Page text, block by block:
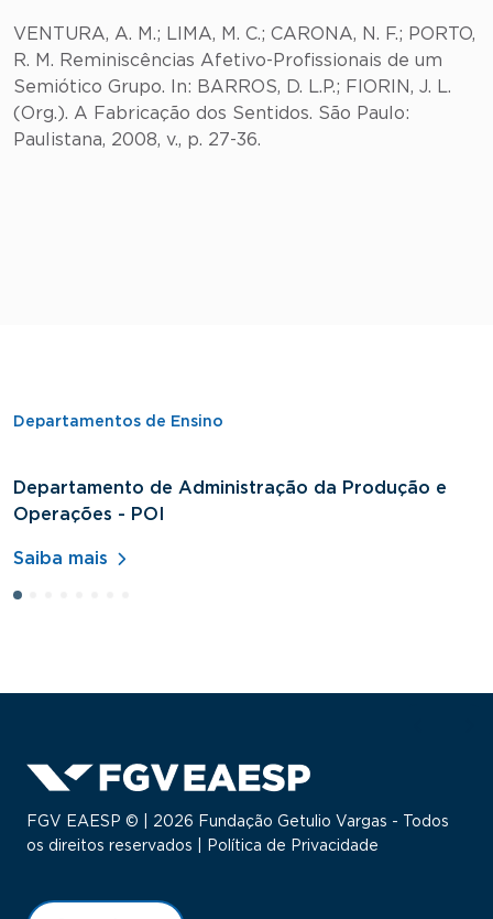
VENTURA, A. M.; LIMA, M. C.; CARONA, N. F.; PORTO,
R. M. Reminiscências Afetivo-Profissionais de um
Semiótico Grupo. In: BARROS, D. L.P.; FIORIN, J. L.
(Org.). A Fabricação dos Sentidos. São Paulo:
Paulistana, 2008, v., p. 27-36.
Departamentos de Ensino
Departamento de Administração da Produção e
Operações - POI
Saiba mais
FGV EAESP © | 2026 Fundação Getulio Vargas - Todos
os direitos reservados |
Política de Privacidade